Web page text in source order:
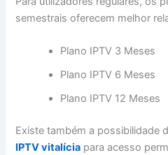
semestrais oferecem melhor
Plano IPTV 3 Meses
Plano IPTV 6 Meses
Plano IPTV 12 Meses
Existe também a possibilidade
IPTV vitalícia para acesso